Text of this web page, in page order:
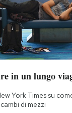
in un lungo
York Times su
di mezzi